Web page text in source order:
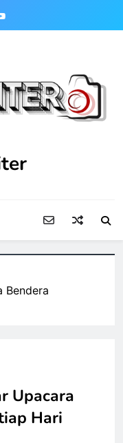
Bendera
Upacara
Hari